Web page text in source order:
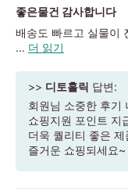
좋은물건 감사합니다
배송도 빠르고 실물이
... 더 읽기
>> 디토홀릭 답변:
회원님 소중한 후기
쇼핑지원 포인트 지
더욱 퀄리티 좋은
즐거운 쇼핑되세요